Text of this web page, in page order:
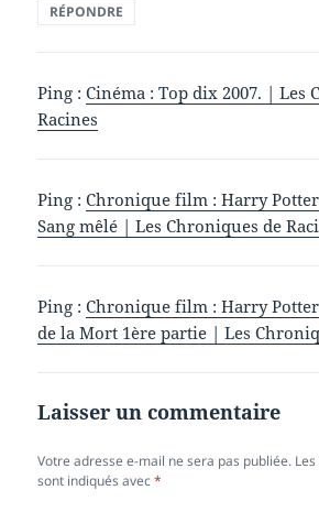
RÉPONDRE
Ping :Cinéma : Top dix 2007. | Les
Racines
Ping :Chronique film : Harry
Sang mêlé | Les Chroniques de
Ping :Chronique film : Harry
de la Mort 1ère partie | Les
Laisser un commentaire
Votre adresse e-mail ne sera pas publiée.
sont indiqués avec*